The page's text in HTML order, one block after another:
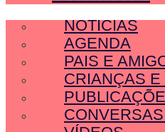
SOBRE NÓS
NOTÍCIAS
AGENDA
PAIS E
CRIANÇAS